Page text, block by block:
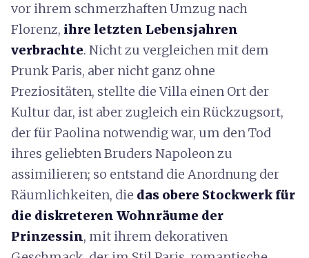
vor ihrem schmerzhaften Umzug nach
Florenz, ihre letzten Lebensjahren
verbrachte. Nicht zu vergleichen mit dem
Prunk Paris, aber nicht ganz ohne
Preziositäten, stellte die Villa einen Ort der
Kultur dar, ist aber zugleich ein Rückzugsort,
der für Paolina notwendig war, um den Tod
ihres geliebten Bruders Napoleon zu
assimilieren; so entstand die Anordnung der
Räumlichkeiten, die das obere Stockwerk für
die diskreteren Wohnräume der
Prinzessin, mit ihrem dekorativen